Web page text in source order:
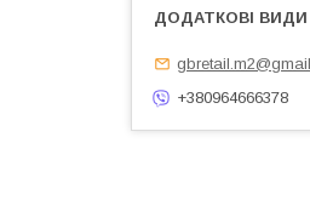
+380964666378